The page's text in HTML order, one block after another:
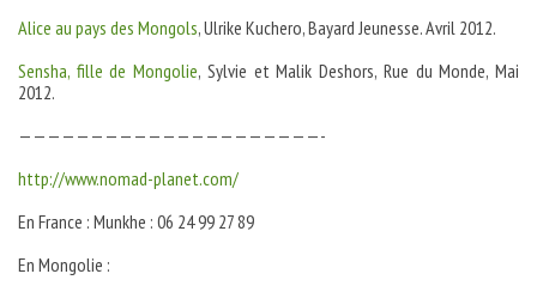
Alice au pays des Mongols, Ulrike Kuchero, Bayard Jeunesse. Avril 2012.
Sensha, fille de Mongolie, Sylvie et Malik Deshors, Rue du Monde, Mai
2012.
—————————————————————-
http://www.nomad-planet.com/
En France : Munkhe : 06 24 99 27 89
En Mongolie :